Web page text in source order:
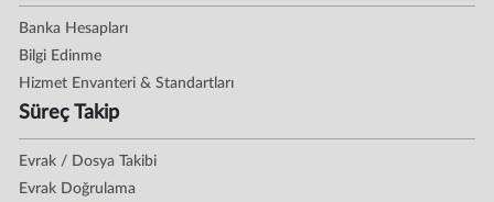
Banka Hesapları
Bilgi Edinme
Hizmet Envanteri & Standartları
Süreç Takip
Evrak / Dosya Takibi
Evrak Doğrulama